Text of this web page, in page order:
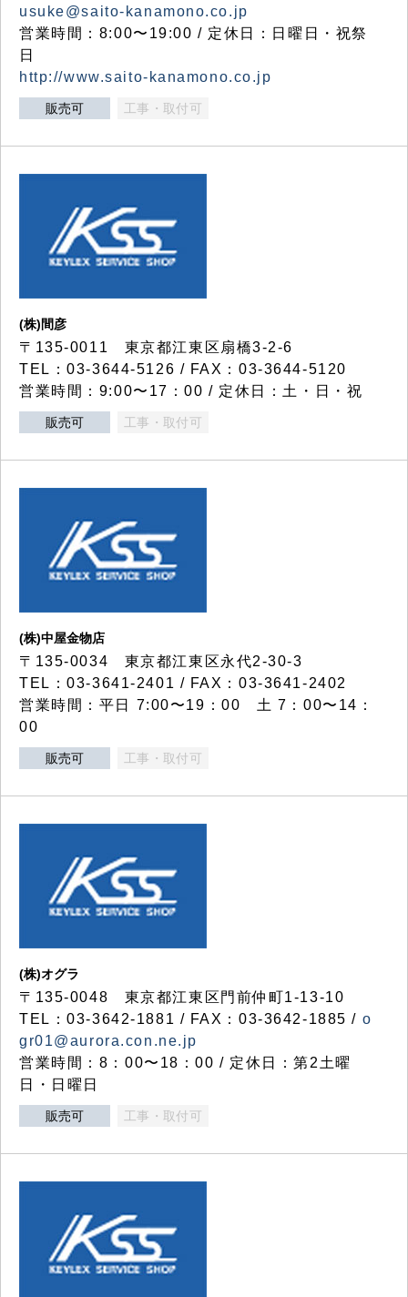
usuke@saito-kanamono.co.jp
営業時間：8:00〜19:00 / 定休日：日曜日・祝祭
日
http://www.saito-kanamono.co.jp
販売可 工事・取付可
(株)間彦
〒135-0011 東京都江東区扇橋3-2-6
TEL：03-3644-5126 / FAX：03-3644-5120
営業時間：9:00〜17：00 / 定休日：土・日・祝
販売可 工事・取付可
(株)中屋金物店
〒135-0034 東京都江東区永代2-30-3
TEL：03-3641-2401 / FAX：03-3641-2402
営業時間：平日 7:00〜19：00 土 7：00〜14：
00
販売可 工事・取付可
(株)オグラ
〒135-0048 東京都江東区門前仲町1-13-10
TEL：03-3642-1881 / FAX：03-3642-1885 / o
gr01@aurora.con.ne.jp
営業時間：8：00〜18：00 / 定休日：第2土曜
日・日曜日
販売可 工事・取付可